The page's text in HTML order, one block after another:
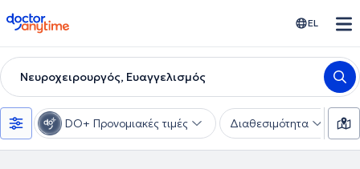
doctoranytime EL
Νευροχειρουργός, Ευαγγελισμός
DO+ Προνομιακές τιμές Διαθεσιμότητα